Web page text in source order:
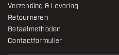
Verzending & Levering
Retourneren
Betaalmethoden
Contactformulier